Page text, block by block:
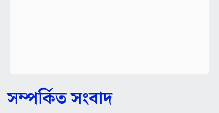
সম্পর্কিত সংবাদ